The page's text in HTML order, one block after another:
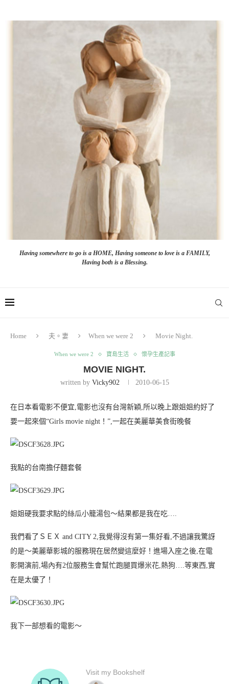
Having somewhere to go is a HOME, Having someone to love is a FAMILY,
Having both is a Blessing.
Home 夫。妻 When we were 2 Movie Night.
When we were 2 寶島生活 懷孕生產記事
MOVIE NIGHT.
written by Vicky902 2010-06-15
在日本看電影不便宜,電影也沒有台灣新穎,所以晚上跟姐姐約好了
要一起來個“Girls movie night！”,一起在美麗華美食街晚餐
我點的台南擔仔麵套餐
姐姐硬我要求點的絲瓜小籠湯包～結果都是我在吃….
我們看了ＳＥＸ and CITY 2,我覺得沒有第一集好看,不過讓我驚訝
的是～美麗華影城的服務現在居然變這麼好！進場入座之後,在電
影開演前,場內有2位服務生會幫忙跑腿買爆米花,熱狗….等東西,實
在是太優了！
我下一部想看的電影～